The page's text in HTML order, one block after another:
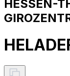
HESSEN-